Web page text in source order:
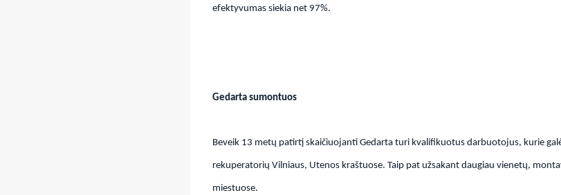
efektyvumas siekia net 97%.
Gedarta sumontuos
Beveik 13 metų patirtį skaičiuojanti Gedarta turi kvalifikuotus darbuotojus, kurie
rekuperatorių Vilniaus, Utenos kraštuose. Taip pat užsakant daugiau vienetų,
miestuose.